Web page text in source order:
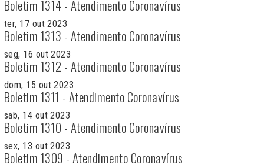
Boletim 1314 - Atendimento Coronavírus
ter, 17 out 2023
Boletim 1313 - Atendimento Coronavírus
seg, 16 out 2023
Boletim 1312 - Atendimento Coronavírus
dom, 15 out 2023
Boletim 1311 - Atendimento Coronavírus
sab, 14 out 2023
Boletim 1310 - Atendimento Coronavírus
sex, 13 out 2023
Boletim 1309 - Atendimento Coronavírus